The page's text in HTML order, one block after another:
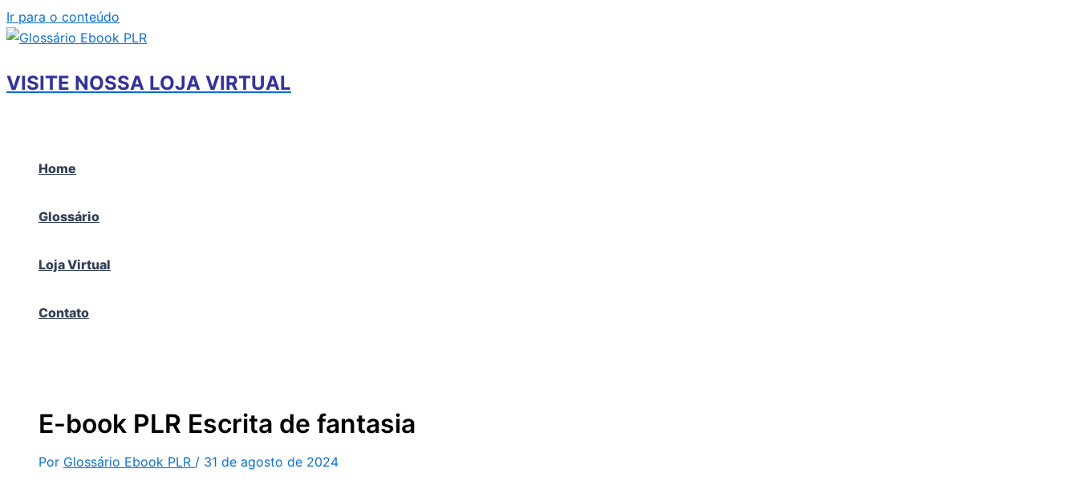
Ir para o conteúdo
VISITE NOSSA LOJA VIRTUAL
Home
Glossário
Loja Virtual
Contato
E-book PLR Escrita de fantasia
Por Glossário Ebook PLR / 31 de agosto de 2024